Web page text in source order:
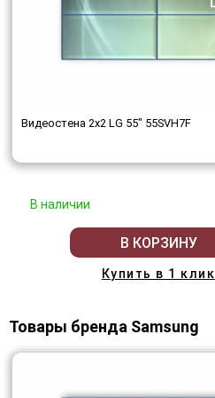
Видеостена 2x2 LG 55" 55SVH7F
В наличии
В КОРЗИНУ
Купить в 1 клик
Товары бренда Samsung